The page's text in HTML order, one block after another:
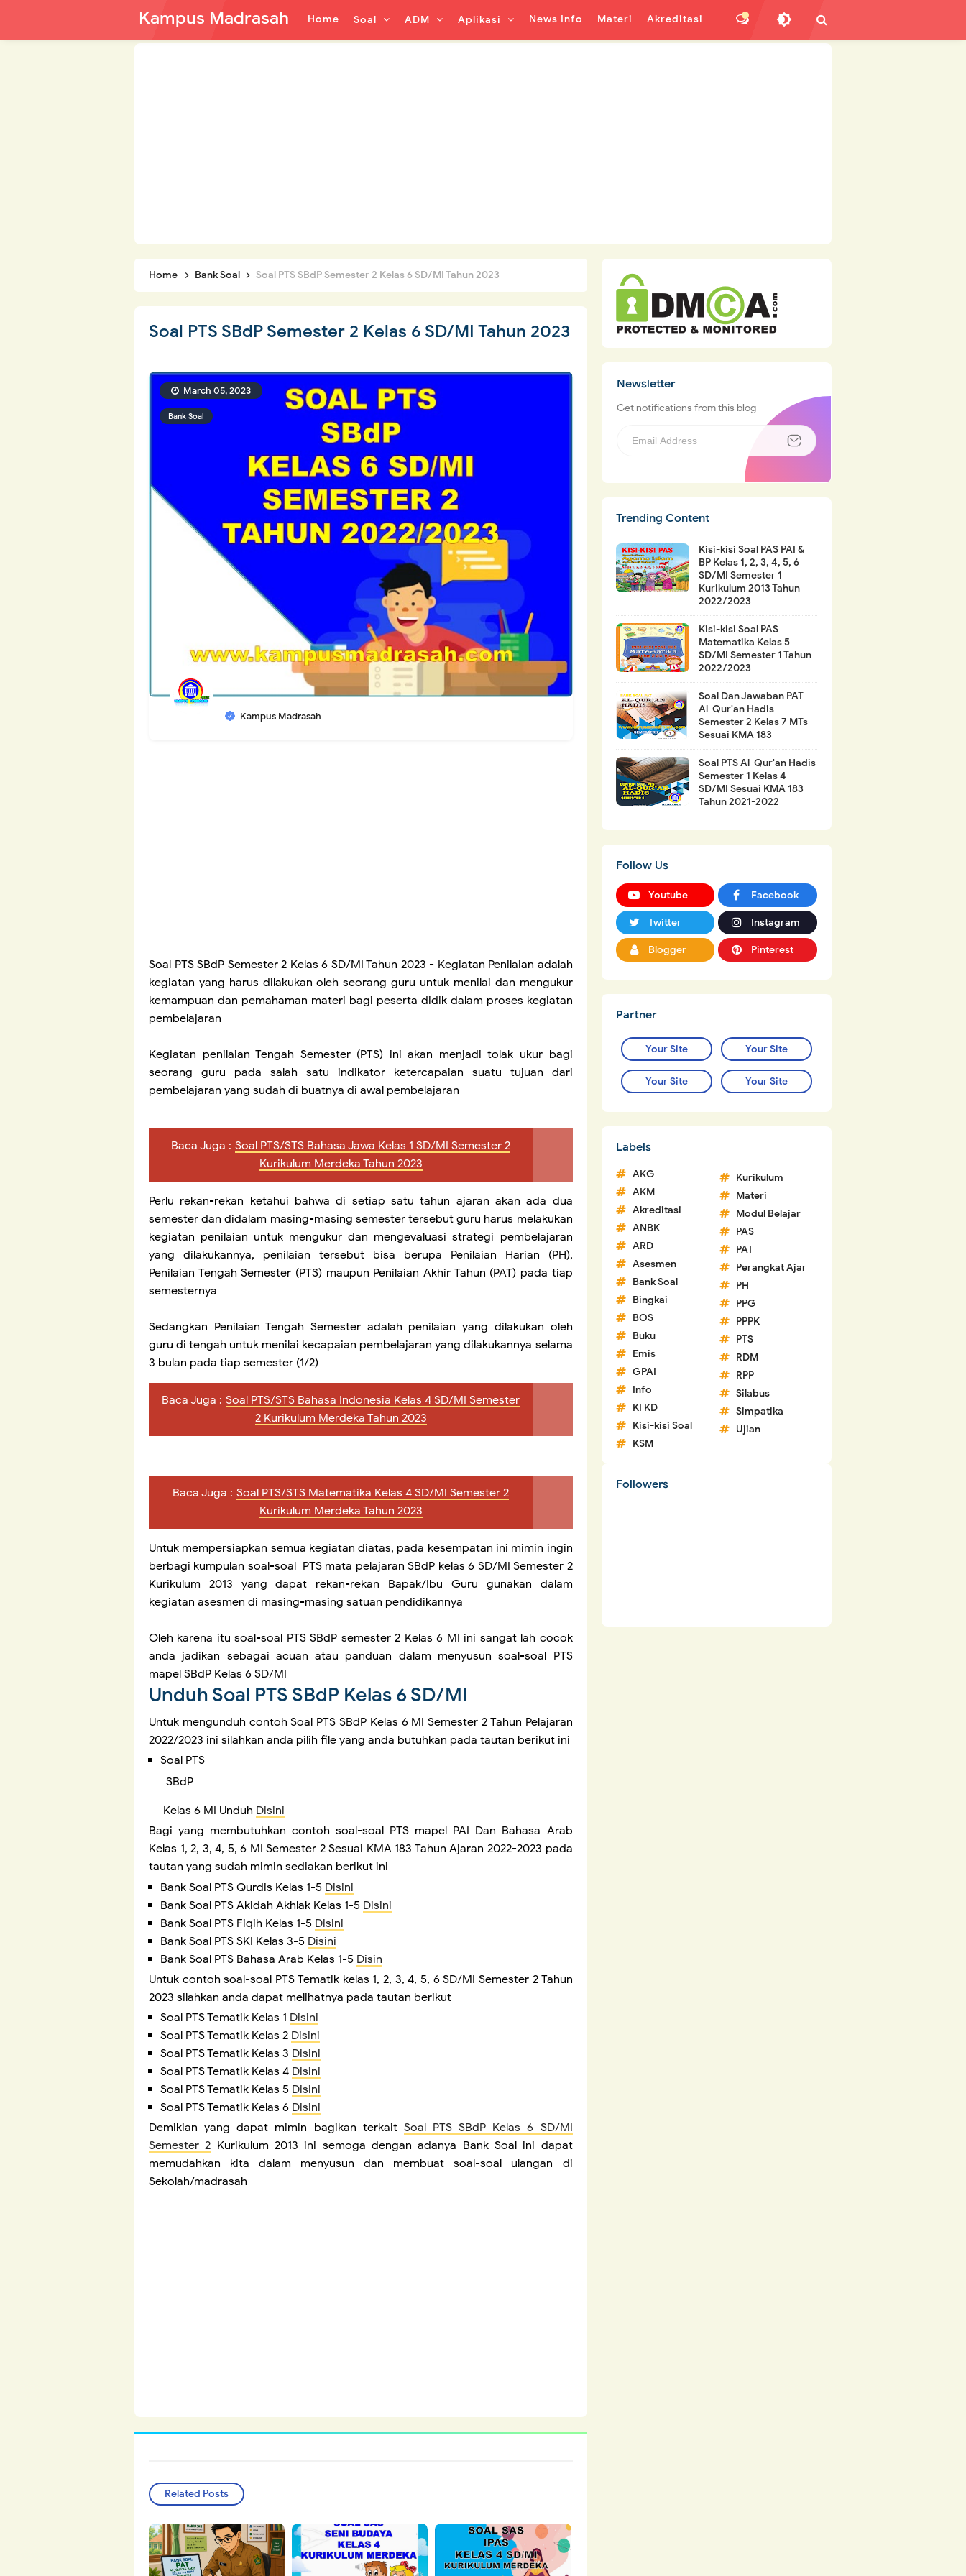
Kampus Madrasah Home Soal ADM Aplikasi News Info Materi Akreditasi
Home Bank Soal Soal PTS SBdP Semester 2 Kelas 6 SD/MI Tahun 2023
Soal PTS SBdP Semester 2 Kelas 6 SD/MI Tahun 2023
Bank Soal
Kampus Madrasah
March 05, 2023
Soal PTS SBdP Semester 2 Kelas 6 SD/MI Tahun 2023 - Kegiatan Penilaian adalah
kegiatan yang harus dilakukan oleh seorang guru untuk menilai dan mengukur
kemampuan dan pemahaman materi bagi peserta didik dalam proses kegiatan
pembelajaran
Kegiatan penilaian Tengah Semester (PTS) ini akan menjadi tolak ukur bagi
seorang guru pada salah satu indikator ketercapaian suatu tujuan dari
pembelajaran yang sudah di buatnya di awal pembelajaran
Baca Juga : Soal PTS/STS Bahasa Jawa Kelas 1 SD/MI Semester 2
Kurikulum Merdeka Tahun 2023
Perlu rekan-rekan ketahui bahwa di setiap satu tahun ajaran akan ada dua
semester dan didalam masing-masing semester tersebut guru harus melakukan
kegiatan penilaian untuk mengukur dan mengevaluasi strategi pembelajaran
yang dilakukannya, penilaian tersebut bisa berupa Penilaian Harian (PH),
Penilaian Tengah Semester (PTS) maupun Penilaian Akhir Tahun (PAT) pada tiap
semesternya
Sedangkan Penilaian Tengah Semester adalah penilaian yang dilakukan oleh
guru di tengah untuk menilai kecapaian pembelajaran yang dilakukannya selama
3 bulan pada tiap semester (1/2)
Baca Juga : Soal PTS/STS Bahasa Indonesia Kelas 4 SD/MI Semester
2 Kurikulum Merdeka Tahun 2023
Baca Juga : Soal PTS/STS Matematika Kelas 4 SD/MI Semester 2
Kurikulum Merdeka Tahun 2023
Untuk mempersiapkan semua kegiatan diatas, pada kesempatan ini mimin ingin
berbagi kumpulan soal-soal PTS mata pelajaran SBdP kelas 6 SD/MI Semester 2
Kurikulum 2013 yang dapat rekan-rekan Bapak/Ibu Guru gunakan dalam
kegiatan asesmen di masing-masing satuan pendidikannya
Oleh karena itu soal-soal PTS SBdP semester 2 Kelas 6 MI ini sangat lah cocok
anda jadikan sebagai acuan atau panduan dalam menyusun soal-soal PTS
mapel SBdP Kelas 6 SD/MI
Unduh Soal PTS SBdP Kelas 6 SD/MI
Untuk mengunduh contoh Soal PTS SBdP Kelas 6 MI Semester 2 Tahun Pelajaran
2022/2023 ini silahkan anda pilih file yang anda butuhkan pada tautan berikut ini
Soal PTS
SBdP
Kelas 6 MI Unduh Disini
Bagi yang membutuhkan contoh soal-soal PTS mapel PAI Dan Bahasa Arab
Kelas 1, 2, 3, 4, 5, 6 MI Semester 2 Sesuai KMA 183 Tahun Ajaran 2022-2023 pada
tautan yang sudah mimin sediakan berikut ini
Bank Soal PTS Qurdis Kelas 1-5 Disini
Bank Soal PTS Akidah Akhlak Kelas 1-5 Disini
Bank Soal PTS Fiqih Kelas 1-5 Disini
Bank Soal PTS SKI Kelas 3-5 Disini
Bank Soal PTS Bahasa Arab Kelas 1-5 Disin
Untuk contoh soal-soal PTS Tematik kelas 1, 2, 3, 4, 5, 6 SD/MI Semester 2 Tahun
2023 silahkan anda dapat melihatnya pada tautan berikut
Soal PTS Tematik Kelas 1 Disini
Soal PTS Tematik Kelas 2 Disini
Soal PTS Tematik Kelas 3 Disini
Soal PTS Tematik Kelas 4 Disini
Soal PTS Tematik Kelas 5 Disini
Soal PTS Tematik Kelas 6 Disini
Demikian yang dapat mimin bagikan terkait Soal PTS SBdP Kelas 6 SD/MI
Semester 2 Kurikulum 2013 ini semoga dengan adanya Bank Soal ini dapat
memudahkan kita dalam menyusun dan membuat soal-soal ulangan di
Sekolah/madrasah
Related Posts
Newsletter
Get notifications from this blog
Trending Content
Kisi-kisi Soal PAS PAI &
BP Kelas 1, 2, 3, 4, 5, 6
SD/MI Semester 1
Kurikulum 2013 Tahun
2022/2023
Kisi-kisi Soal PAS
Matematika Kelas 5
SD/MI Semester 1 Tahun
2022/2023
Soal Dan Jawaban PAT
Al-Qur'an Hadis
Semester 2 Kelas 7 MTs
Sesuai KMA 183
Soal PTS Al-Qur'an Hadis
Semester 1 Kelas 4
SD/MI Sesuai KMA 183
Tahun 2021-2022
Follow Us
Youtube Facebook
Twitter Instagram
Blogger Pinterest
Partner
Your Site Your Site
Your Site Your Site
Labels
AKG
AKM
Akreditasi
ANBK
ARD
Asesmen
Bank Soal
Bingkai
BOS
Buku
Emis
GPAI
Info
KI KD
Kisi-kisi Soal
KSM
Kurikulum
Materi
Modul Belajar
PAS
PAT
Perangkat Ajar
PH
PPG
PPPK
PTS
RDM
RPP
Silabus
Simpatika
Ujian
Followers